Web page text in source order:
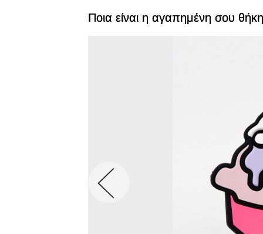
Ποια είναι η αγαπημένη σου